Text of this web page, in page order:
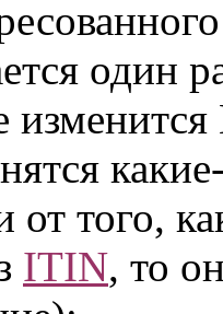
один
от того,
ITIN, то